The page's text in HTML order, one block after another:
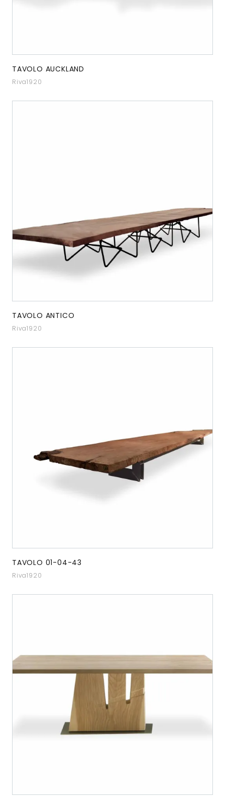
TAVOLO AUCKLAND
Riva1920
TAVOLO ANTICO
Riva1920
TAVOLO 01-04-43
Riva1920